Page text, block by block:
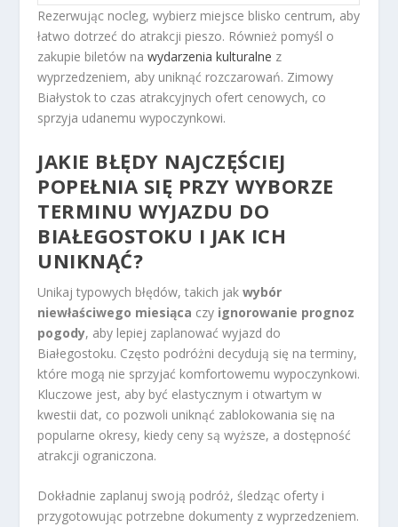
Rezerwując nocleg, wybierz miejsce blisko centrum, aby
łatwo dotrzeć do atrakcji pieszo. Również pomyśl o
zakupie biletów nawydarzenia kulturalne z
wyprzedzeniem, aby uniknąć rozczarowań. Zimowy
Białystok to czas atrakcyjnych ofert cenowych, co
sprzyja udanemu wypoczynkowi.
JAKIE BŁĘDY NAJCZĘŚCIEJ
POPEŁNIA SIĘ PRZY WYBORZE
TERMINU WYJAZDU DO
BIAŁEGOSTOKU I JAK ICH
UNIKNĄĆ?
Unikaj typowych błędów, takich jakwybór
niewłaściwego miesiąca czy ignorowanie prognoz
pogody, aby lepiej zaplanować wyjazd do
Białegostoku. Często podróżni decydują się na terminy,
które mogą nie sprzyjać komfortowemu wypoczynkowi.
Kluczowe jest, aby być elastycznym i otwartym w
kwestii dat, co pozwoli uniknąć zablokowania się na
popularne okresy, kiedy ceny są wyższe, a dostępność
atrakcji ograniczona.
Dokładnie zaplanuj swoją podróż, śledząc oferty i
przygotowując potrzebne dokumenty z wyprzedzeniem.